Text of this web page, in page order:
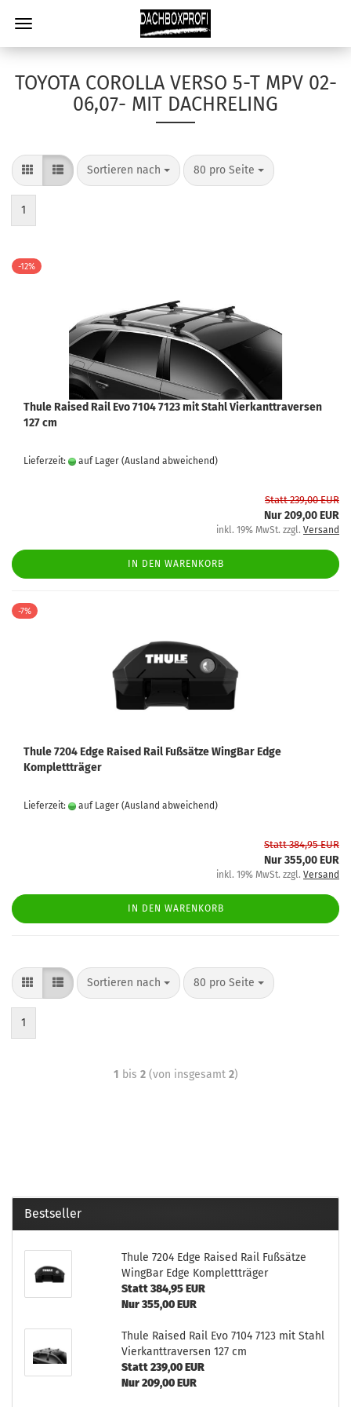
TOYOTA COROLLA VERSO 5-T MPV 02-
06,07- MIT DACHRELING
Sortieren nach 80 pro Seite
1
-12%
Thule Raised Rail Evo 7104 7123 mit Stahl Vierkanttraversen
127 cm
Lieferzeit: auf Lager (Ausland abweichend)
Statt 239,00 EUR
Nur 209,00 EUR
inkl. 19% MwSt. zzgl. Versand
IN DEN WARENKORB
-7%
Thule 7204 Edge Raised Rail Fußsätze WingBar Edge
Komplettträger
Lieferzeit: auf Lager (Ausland abweichend)
Statt 384,95 EUR
Nur 355,00 EUR
inkl. 19% MwSt. zzgl. Versand
IN DEN WARENKORB
Sortieren nach 80 pro Seite
1
1 bis 2(von insgesamt 2)
Bestseller
Thule 7204 Edge Raised Rail Fußsätze
WingBar Edge Komplettträger
Statt 384,95 EUR
Nur 355,00 EUR
Thule Raised Rail Evo 7104 7123 mit Stahl
Vierkanttraversen 127 cm
Statt 239,00 EUR
Nur 209,00 EUR